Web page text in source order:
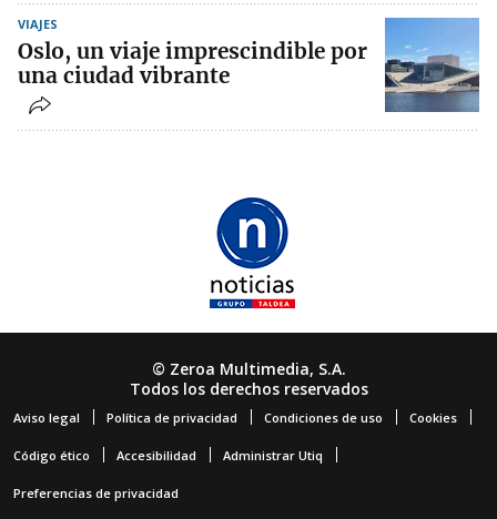
VIAJES
Oslo, un viaje imprescindible por
una ciudad vibrante
© Zeroa Multimedia, S.A.
Todos los derechos reservados
Aviso legal Política de privacidad Condiciones de uso Cookies
Código ético Accesibilidad Administrar Utiq
Preferencias de privacidad